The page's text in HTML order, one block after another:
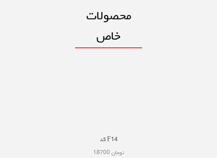
محصولات
خاص
کد F14
18700 تومان